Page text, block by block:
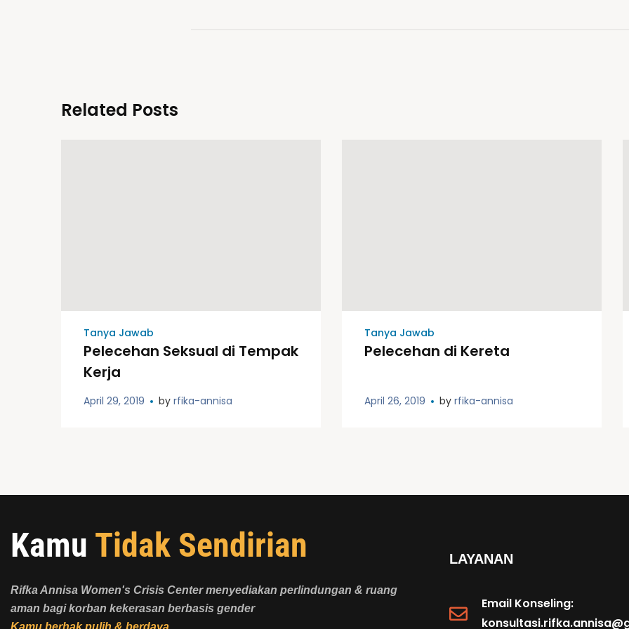
Related Posts
Tanya Jawab
Pelecehan Seksual di Tempak
Kerja
April 29, 2019 by rfika-annisa
Tanya Jawab
Pelecehan di Kereta
April 26, 2019 by rfika-annisa
Kamu Tidak Sendirian
Rifka Annisa Women's Crisis Center menyediakan perlindungan & ruang
aman bagi korban kekerasan berbasis gender
Kamu berhak pulih & berdaya
LAYANAN
Email Konseling: